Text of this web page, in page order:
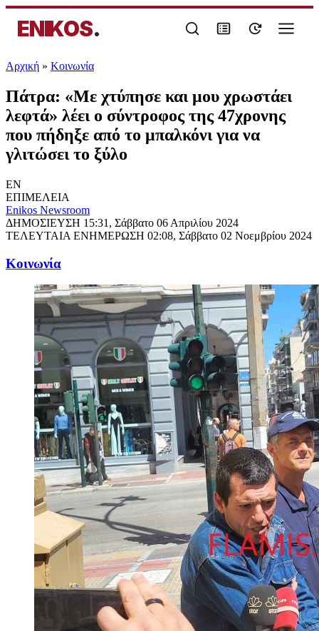
ENIKOS.
Αρχική » Κοινωνία
Πάτρα: «Με χτύπησε και μου χρωστάει
λεφτά» λέει ο σύντροφος της 47χρονης
που πήδηξε από το μπαλκόνι για να
γλιτώσει το ξύλο
EN
ΕΠΙΜΕΛΕΙΑ
Enikos Newsroom
ΔΗΜΟΣΙΕΥΣΗ 15:31, Σάββατο 06 Απριλίου 2024
ΤΕΛΕΥΤΑΙΑ ΕΝΗΜΕΡΩΣΗ 02:08, Σάββατο 02 Νοεμβρίου 2024
Κοινωνία